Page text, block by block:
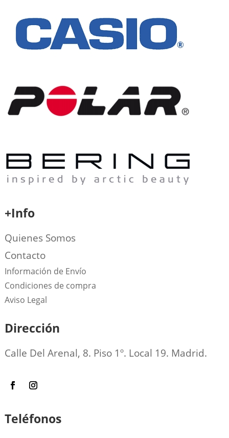
+Info
Quienes Somos
Contacto
Información de Envío
Condiciones de compra
Aviso Legal
Dirección
Calle Del Arenal, 8. Piso 1º. Local 19. Madrid.
Teléfonos